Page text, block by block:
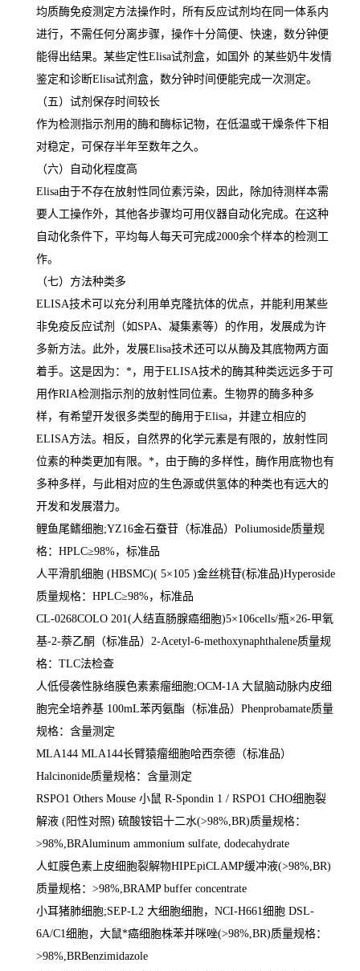
均质酶免疫测定方法操作时，所有反应试剂均在同一体系内
进行，不需任何分离步骤，操作十分简便、快速，数分钟便
能得出结果。某些定性Elisa试剂盒，如国外 的某些奶牛发情
鉴定和诊断Elisa试剂盒，数分钟时间便能完成一次测定。
（五）试剂保存时间较长
作为检测指示剂用的酶和酶标记物，在低温或干燥条件下相
对稳定，可保存半年至数年之久。
（六）自动化程度高
Elisa由于不存在放射性同位素污染，因此，除加待测样本需
要人工操作外，其他各步骤均可用仪器自动化完成。在这种
自动化条件下，平均每人每天可完成2000余个样本的检测工
作。
（七）方法种类多
ELISA技术可以充分利用单克隆抗体的优点，并能利用某些
非免疫反应试剂（如 SPA、凝集素等）的作用，发展成为许
多新方法。此外，发展Elisa技术还可以从酶及其底物两方面
着手。这是因为： *，用于ELISA技术的酶其种类远远多于可
用作RIA检测指示剂的放射性同位素。生物界的酶多种多
样，有希望开发很多类型的酶用于Elisa，并建立相应的
ELISA方法。相反，自然界的化学元素是有限的，放射性同
位素的种类更加有限。 *，由于酶的多样性，酶作用底物也有
多种多样，与此相对应的生色源或供氢体的种类也有远大的
开发和发展潜力。
鲤鱼尾鳍细胞;YZ16金石蚕苷（标准品） Poliumoside质量规
格： HPLC≥98%，标准品
人平滑肌细胞 (HBSMC)( 5×105 )金丝桃苷(标准品)Hyperoside
质量规格： HPLC≥98%，标准品
CL-0268COLO 201(人结直肠腺癌细胞)5×106cells/瓶×26-甲氧
基-2-萘乙酮（标准品） 2-Acetyl-6-methoxynaphthalene质量规
格： TLC法检查
人低侵袭性脉络膜色素素瘤细胞;OCM-1A 大鼠脑动脉内皮细
胞完全培养基 100mL苯丙氨酯（标准品） Phenprobamate质量
规格：含量测定
MLA144 MLA144长臂猿瘤细胞哈西奈德（标准品）
Halcinonide质量规格：含量测定
RSPO1 Others Mouse 小鼠 R-Spondin 1 / RSPO1 CHO细胞裂
解液 (阳性对照) 硫酸铵铝十二水(>98%,BR)质量规格：
>98%,BRAluminum ammonium sulfate, dodecahydrate
人虹膜色素上皮细胞裂解物HIPEpiCLAMP缓冲液(>98%,BR)
质量规格： >98%,BRAMP buffer concentrate
小耳猪肺细胞;SEP-L2 大细胞细胞， NCI-H661 细胞 DSL-
6A/C1 细胞，大鼠*癌细胞株苯并咪唑(>98%,BR)质量规格：
>98%,BRBenzimidazole